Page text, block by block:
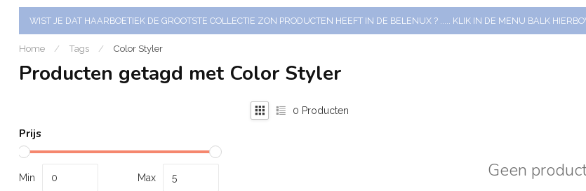
WIST JE DAT HAARBOETIEK DE GROOTSTE COLLECTIE ZON PRODUCTEN HEEFT IN DE BELENUX ? ..... KLIK IN DE MENU BALK
Home / Tags / Color Styler
Producten getagd met Color Styler
Prijs
Min Max
0 Producten
Geen